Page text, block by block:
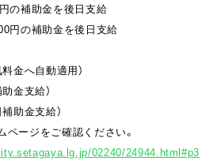
の補助金を後日支給
円の補助金を後日支給
料金へ自動適用）
金支給）
助金支給）
ージをご確認ください。
02240/24944.html#p3